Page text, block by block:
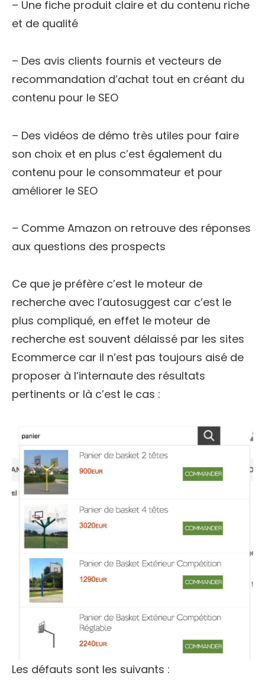
– Une fiche produit claire et du contenu riche
et de qualité
– Des avis clients fournis et vecteurs de
recommandation d’achat tout en créant du
contenu pour le SEO
– Des vidéos de démo très utiles pour faire
son choix et en plus c’est également du
contenu pour le consommateur et pour
améliorer le SEO
– Comme Amazon on retrouve des réponses
aux questions des prospects
Ce que je préfère c’est le moteur de
recherche avec l’autosuggest car c’est le
plus compliqué, en effet le moteur de
recherche est souvent délaissé par les sites
Ecommerce car il n’est pas toujours aisé de
proposer à l’internaute des résultats
pertinents or là c’est le cas :
Les défauts sont les suivants :